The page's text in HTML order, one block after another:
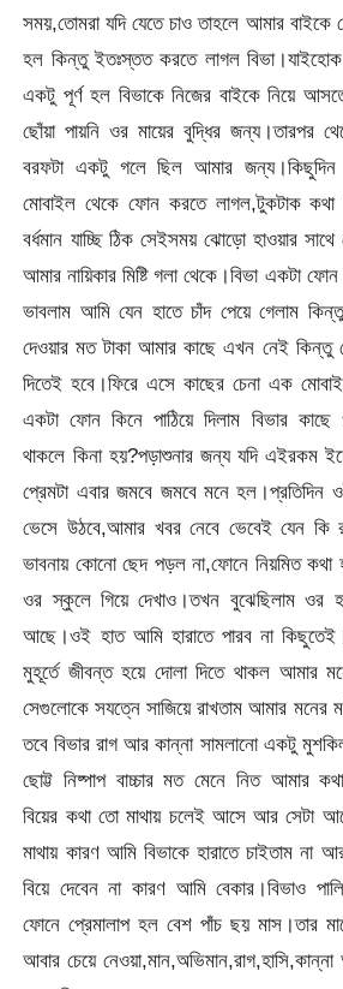
সময়,তোমরা যদি যেতে চাও তাহলে আমার বাইকে
হল কিন্তু ইতঃস্তত করতে লাগল
একটু পূর্ণ হল বিভাকে নিজের বাইকে নিয়ে
ছোঁয়া পায়নি ওর মায়ের বুদ্ধির জন্য।তারপর
বরফটা একটু গলে ছিল আমার জন্য।কিছুদিন
মোবাইল থেকে ফোন করতে লাগল,টুকটাক
বর্ধমান যাচ্ছি ঠিক সেইসময় ঝোড়ো হাওয়ার সাথে
আমার নায়িকার মিষ্টি গলা থেকে।বিভা একটা
ভাবলাম আমি যেন হাতে চাঁদ পেয়ে গেলাম
দেওয়ার মত টাকা আমার কাছে এখন নেই
দিতেই হবে।ফিরে এসে কাছের চেনা এক
একটা ফোন কিনে পাঠিয়ে দিলাম বিভার
থাকলে কিনা হয়?পড়াশুনার জন্য যদি এইরকম
প্রেমটা এবার জমবে জমবে মনে হল।প্রতিদিন
ভেসে উঠবে,আমার খবর নেবে ভেবেই যেন
ভাবনায় কোনো ছেদ পড়ল না,ফোনে নিয়মিত
ওর স্কুলে গিয়ে দেখাও।তখন বুঝেছিলাম ওর
আছে।ওই হাত আমি হারাতে পারব না
মুহূর্তে জীবন্ত হয়ে দোলা দিতে থাকল আমার
সেগুলোকে সযত্নে সাজিয়ে রাখতাম আমার মনের
তবে বিভার রাগ আর কান্না সামলানো একটু
ছোট্ট নিষ্পাপ বাচ্চার মত মেনে নিত আমার
বিয়ের কথা তো মাথায় চলেই আসে আর সেটা
মাথায় কারণ আমি বিভাকে হারাতে চাইতাম না
বিয়ে দেবেন না কারণ আমি বেকার।বিভাও
ফোনে প্রেমালাপ হল বেশ পাঁচ ছয় মাস।তার
আবার চেয়ে